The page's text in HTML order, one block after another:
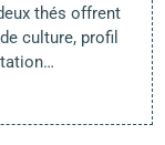
thés offrent
culture, profil